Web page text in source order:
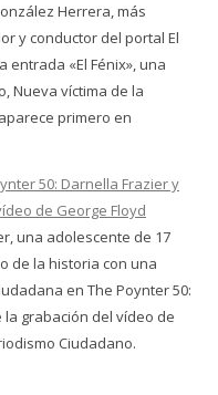
Herrera, más
y conductor del portal El
entrada «El Fénix», una
Nueva víctima de la
primero en
50: Darnella Frazier y
de George Floyd
una adolescente de 17
de la historia con una
en The Poynter 50:
la grabación del vídeo de
Ciudadano.